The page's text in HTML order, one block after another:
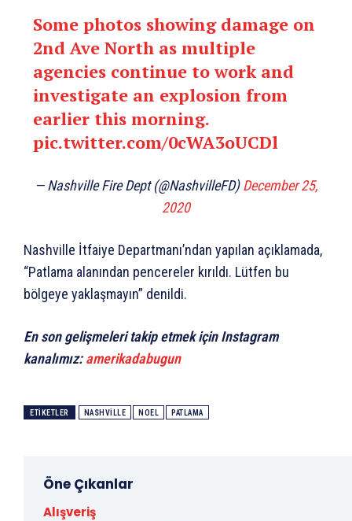
Some photos showing damage on
2nd Ave North as multiple
agencies continue to work and
investigate an explosion from
earlier this morning.
pic.twitter.com/0cWA3oUCDl
— Nashville Fire Dept (@NashvilleFD)December 25,
2020
Nashville İtfaiye Departmanı’ndan yapılan açıklamada,
“Patlama alanından pencereler kırıldı. Lütfen bu
bölgeye yaklaşmayın” denildi.
En son gelişmeleri takip etmek için Instagram
kanalımız:amerikadabugun
ETIKETLER NASHVILLE NOEL PATLAMA
Öne Çıkanlar
Alışveriş